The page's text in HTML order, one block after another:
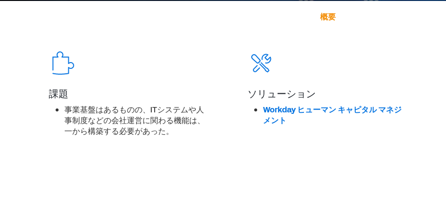
概要
課題
事業基盤はあるものの、ITシステムや人
事制度などの会社運営に関わる機能は、
一から構築する必要があった。
ソリューション
Workday ヒューマン キャピタル マネジ
メント